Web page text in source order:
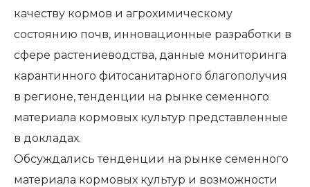
качеству кормов и агрохимическому
состоянию почв, инновационные разработки в
сфере растениеводства, данные мониторинга
карантинного фитосанитарного благополучия
в регионе, тенденции на рынке семенного
материала кормовых культур представленные
в докладах.
Обсуждались тенденции на рынке семенного
материала кормовых культур и возможности